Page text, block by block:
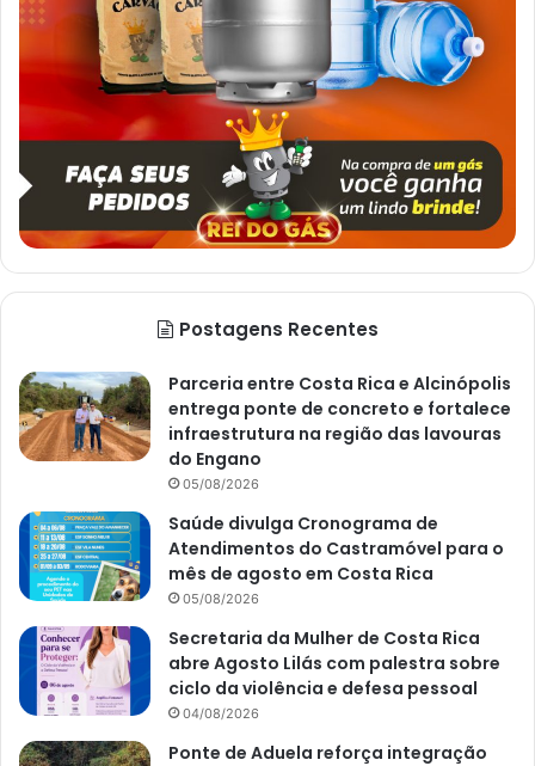
Postagens Recentes
Parceria entre Costa Rica e Alcinópolis
entrega ponte de concreto e fortalece
infraestrutura na região das lavouras
do Engano
05/08/2026
Saúde divulga Cronograma de
Atendimentos do Castramóvel para o
mês de agosto em Costa Rica
05/08/2026
Secretaria da Mulher de Costa Rica
abre Agosto Lilás com palestra sobre
ciclo da violência e defesa pessoal
04/08/2026
Ponte de Aduela reforça integração